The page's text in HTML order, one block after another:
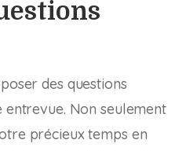
des questions
entrevue. Non seulement
précieux temps en